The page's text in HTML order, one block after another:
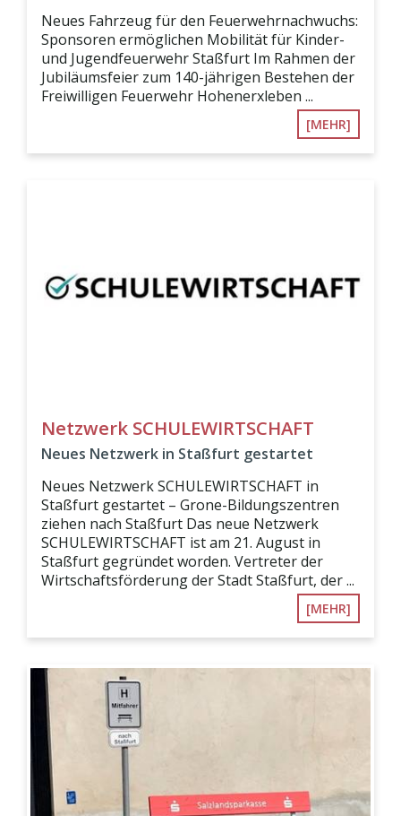
Neues Fahrzeug für den Feuerwehrnachwuchs:
Sponsoren ermöglichen Mobilität für Kinder-
und Jugendfeuerwehr Staßfurt Im Rahmen der
Jubiläumsfeier zum 140-jährigen Bestehen der
Freiwilligen Feuerwehr Hohenerxleben ...
[MEHR]
Netzwerk SCHULEWIRTSCHAFT
Neues Netzwerk in Staßfurt gestartet
Neues Netzwerk SCHULEWIRTSCHAFT in
Staßfurt gestartet – Grone-Bildungszentren
ziehen nach Staßfurt Das neue Netzwerk
SCHULEWIRTSCHAFT ist am 21. August in
Staßfurt gegründet worden. Vertreter der
Wirtschaftsförderung der Stadt Staßfurt, der ...
[MEHR]